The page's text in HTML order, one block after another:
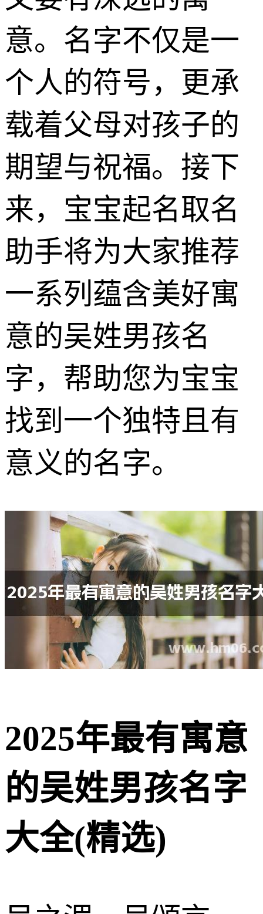
意。名字不仅是一
个人的符号，更承
载着父母对孩子的
期望与祝福。接下
来，宝宝起名取名
助手将为大家推荐
一系列蕴含美好寓
意的吴姓男孩名
字，帮助您为宝宝
找到一个独特且有
意义的名字。
2025年最有寓意
的吴姓男孩名字
大全(精选)